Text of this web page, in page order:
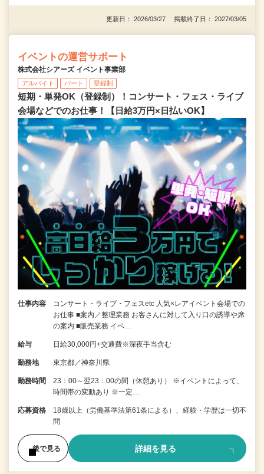
更新日： 2026/03/27 掲載終了日： 2027/03/05
イベントの運営サポート
株式会社シアーズ イベント事業部
アルバイト パート 登録制
短期・単発OK（登録制）！コンサート・フェス・ライブ
会場などでのお仕事！【日給3万円×日払いOK】
仕事内容
コンサート・ライブ・フェスetc 人気×レアイベント会場での
お仕事 ■案内／整理業務 お客さんに対して入り口の誘導や席
の案内 ■販売業務 イベ…
給与 日給30,000円+交通費※深夜手当含む
勤務地 東京都／神奈川県
勤務時間
23：00～翌23：00の間（休憩あり） ※イベントによって、
時間帯の変動あり ※一定…
応募資格
18歳以上（労働基準法第61条による）、経験・学歴は一切不
問
後で見る 詳細を見る